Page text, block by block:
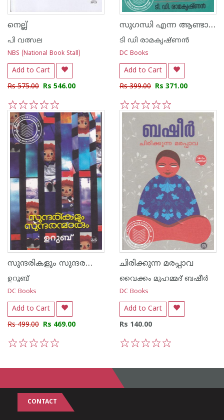
നെല്ല്
പി വത്സല
NBS (National Book Stall)
Add to Cart
Rs 575.00 Rs 546.00
5
4
3
2
1
സുഗന്ധി എന്ന ആണ്ടാള്‍ ദേവനായകി
ടി ഡി രാമകൃഷ്ണന്‍
DC Books
Add to Cart
Rs 399.00 Rs 371.00
5
4
3
2
1
സുന്ദരികളും സുന്ദരന്മാരും
ഉറൂബ്‌
DC Books
Add to Cart
Rs 499.00 Rs 469.00
ചിരിക്കുന്ന മരപ്പാവ
വൈക്കം മുഹമ്മദ് ബഷീര്‍
DC Books
Add to Cart
Rs 140.00
CONTACT